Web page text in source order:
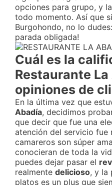
opciones para grupo, y
todo momento. Así que
Burgohondo, no lo
parada obligada!
Cuál es la
Restaurante
opiniones de
En la última vez que
Abadía, decidimos
que decir que fue una
atención del servicio fue
camareros son súper
conocieran de toda la
puedes dejar pasar el
realmente delicioso, y la
platos es un plus que